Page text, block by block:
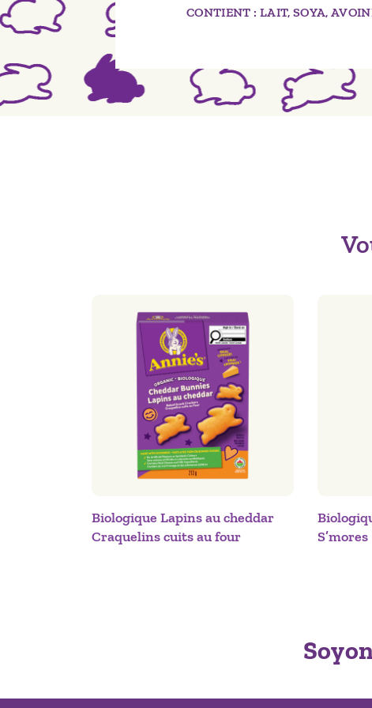
CONTIENT : LAIT, SOYA,
Biologique Lapins au cheddar
Craquelins cuits au four
S’mores